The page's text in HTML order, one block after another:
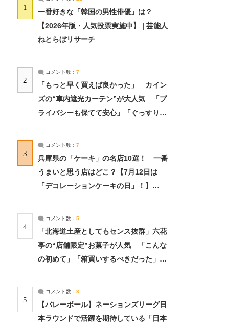
1
一番好きな「韓国の男性俳優」は？
【2026年版・人気投票実施中】 | 芸能人
ねとらぼリサーチ
2
コメント数： 7
「もっと早く買えば良かった」 カイン
ズの“車内遮光カーテン”が大人気 「プ
ライバシーも保てて安心」「ぐっすり眠
3
コメント数： 7
兵庫県の「ケーキ」の名店10選！ 一番
うまいと思う店はどこ？【7月12日は
「デコレーションケーキの日」！】
4
コメント数： 5
「北海道土産としてもセンス抜群」六花
亭の“店舗限定”お菓子が人気 「こんな
の初めて」「箱買いするべきだった」
5
コメント数： 3
【バレーボール】ネーションズリーグ日
本ラウンドで活躍を期待している「日本